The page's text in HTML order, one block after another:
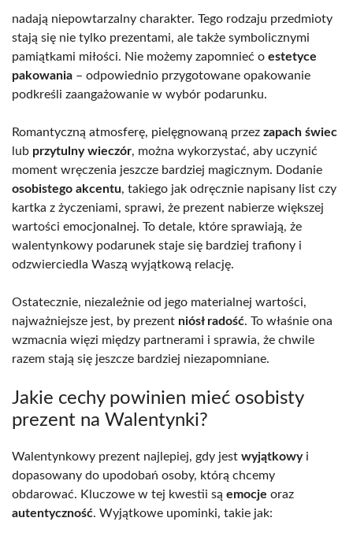
nadają niepowtarzalny charakter. Tego rodzaju przedmioty
stają się nie tylko prezentami, ale także symbolicznymi
pamiątkami miłości. Nie możemy zapomnieć o estetyce
pakowania – odpowiednio przygotowane opakowanie
podkreśli zaangażowanie w wybór podarunku.
Romantyczną atmosferę, pielęgnowaną przez zapach świec
lub przytulny wieczór, można wykorzystać, aby uczynić
moment wręczenia jeszcze bardziej magicznym. Dodanie
osobistego akcentu, takiego jak odręcznie napisany list czy
kartka z życzeniami, sprawi, że prezent nabierze większej
wartości emocjonalnej. To detale, które sprawiają, że
walentynkowy podarunek staje się bardziej trafiony i
odzwierciedla Waszą wyjątkową relację.
Ostatecznie, niezależnie od jego materialnej wartości,
najważniejsze jest, by prezent niósł radość. To właśnie ona
wzmacnia więzi między partnerami i sprawia, że chwile
razem stają się jeszcze bardziej niezapomniane.
Jakie cechy powinien mieć osobisty
prezent na Walentynki?
Walentynkowy prezent najlepiej, gdy jest wyjątkowyi
dopasowany do upodobań osoby, którą chcemy
obdarować. Kluczowe w tej kwestii są emocje oraz
autentyczność. Wyjątkowe upominki, takie jak: